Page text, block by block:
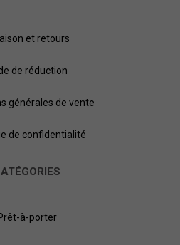
et retours
de réduction
générales de vente
de confidentialité
à-porter